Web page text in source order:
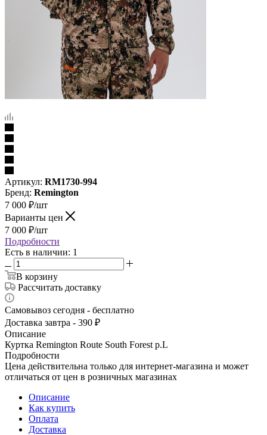
Артикул: RM1730-994
Бренд: Remington
7 000 ₽/шт
Варианты цен
7 000 ₽/шт
Подробности
Есть в наличии: 1
В корзину
Рассчитать доставку
Самовывоз сегодня - бесплатно
Доставка завтра - 390 ₽
Описание
Куртка Remington Route South Forest р.L
Подробности
Цена действительна только для интернет-магазина и может
отличаться от цен в розничных магазинах
Описание
Как купить
Оплата
Доставка